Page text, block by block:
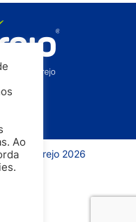
| InfoVarejo 2026
Ao